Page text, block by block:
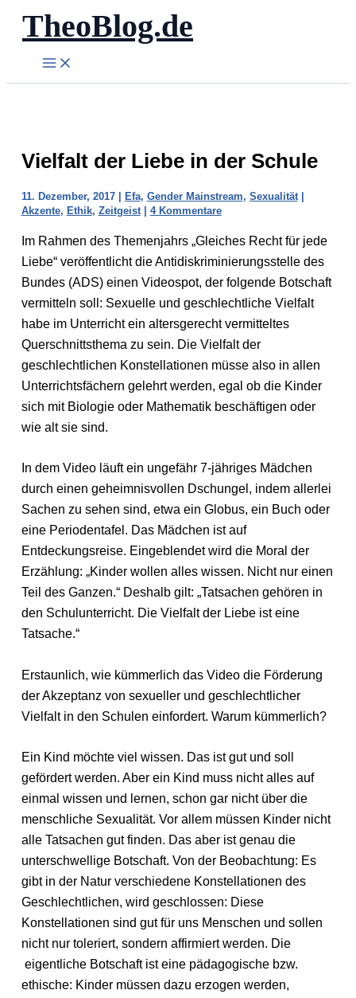
Zum
Inhalt
springen
TheoBlog.de
Vielfalt der Liebe in der Schule
11. Dezember, 2017 | Efa, Gender Mainstream, Sexualität|
Akzente, Ethik, Zeitgeist| 4 Kommentare
Im Rahmen des Themenjahrs „Gleiches Recht für jede
Liebe“ veröffentlicht die Antidiskriminierungsstelle des
Bundes (ADS) einen Videospot, der folgende Botschaft
vermitteln soll: Sexuelle und geschlechtliche Vielfalt
habe im Unterricht ein altersgerecht vermitteltes
Querschnittsthema zu sein. Die Vielfalt der
geschlechtlichen Konstellationen müsse also in allen
Unterrichtsfächern gelehrt werden, egal ob die Kinder
sich mit Biologie oder Mathematik beschäftigen oder
wie alt sie sind.
In dem Video läuft ein ungefähr 7-jähriges Mädchen
durch einen geheimnisvollen Dschungel, indem allerlei
Sachen zu sehen sind, etwa ein Globus, ein Buch oder
eine Periodentafel. Das Mädchen ist auf
Entdeckungsreise. Eingeblendet wird die Moral der
Erzählung: „Kinder wollen alles wissen. Nicht nur einen
Teil des Ganzen.“ Deshalb gilt: „Tatsachen gehören in
den Schulunterricht. Die Vielfalt der Liebe ist eine
Tatsache.“
Erstaunlich, wie kümmerlich das Video die Förderung
der Akzeptanz von sexueller und geschlechtlicher
Vielfalt in den Schulen einfordert. Warum kümmerlich?
Ein Kind möchte viel wissen. Das ist gut und soll
gefördert werden. Aber ein Kind muss nicht alles auf
einmal wissen und lernen, schon gar nicht über die
menschliche Sexualität. Vor allem müssen Kinder nicht
alle Tatsachen gut finden. Das aber ist genau die
unterschwellige Botschaft. Von der Beobachtung: Es
gibt in der Natur verschiedene Konstellationen des
Geschlechtlichen, wird geschlossen: Diese
Konstellationen sind gut für uns Menschen und sollen
nicht nur toleriert, sondern affirmiert werden. Die
eigentliche Botschaft ist eine pädagogische bzw.
ethische: Kinder müssen dazu erzogen werden,